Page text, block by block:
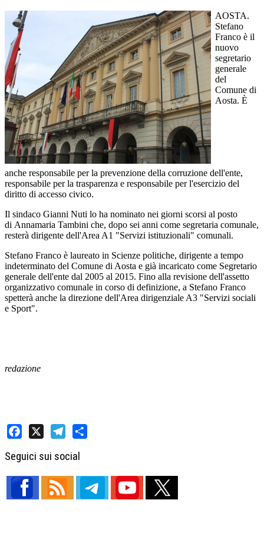
AOSTA.
Stefano
Franco è il
nuovo
segretario
generale
del
Comune di
Aosta. È
anche responsabile per la prevenzione della corruzione dell'ente,
responsabile per la trasparenza e responsabile per l'esercizio del
diritto di accesso civico.
Il sindaco Gianni Nuti lo ha nominato nei giorni scorsi al posto
di Annamaria Tambini che, dopo sei anni come segretaria comunale,
resterà dirigente dell'Area A1 "Servizi istituzionali" comunali.
Stefano Franco è laureato in Scienze politiche, dirigente a tempo
indeterminato del Comune di Aosta e già incaricato come Segretario
generale dell'ente dal 2005 al 2015. Fino alla revisione dell'assetto
organizzativo comunale in corso di definizione, a Stefano Franco
spetterà anche la direzione dell'Area dirigenziale A3 "Servizi sociali
e Sport".
redazione
Seguici sui social